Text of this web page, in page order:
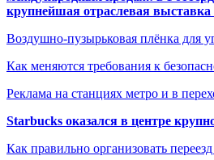
крупнейшая отраслевая
Воздушно-пузырьковая плёнка для
Как меняются требования к
Реклама на станциях метро и в
Starbucks оказался в центре
Как правильно организовать